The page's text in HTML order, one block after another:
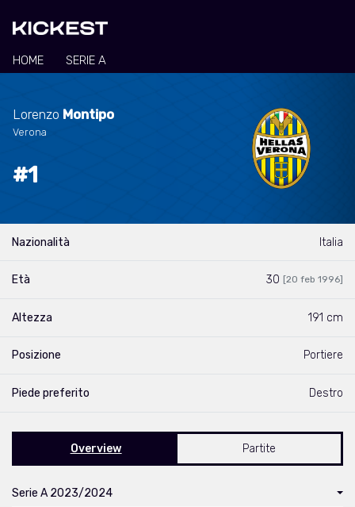
HOME SERIE A
Lorenzo Montipo
Verona
#1
Nazionalità Italia
Età 30 [20 feb 1996]
Altezza 191 cm
Posizione Portiere
Piede preferito Destro
Overview Partite
Serie A 2023/2024